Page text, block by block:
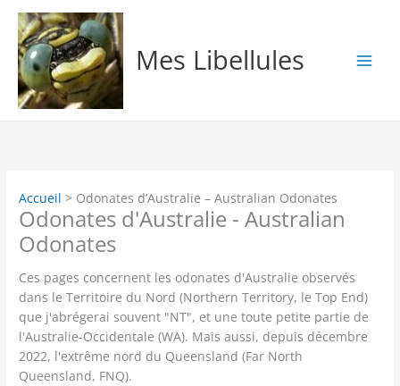
Aller
contenu
Mes Libellules
Accueil Odonates d’Australie – Australian Odonates
Odonates d'Australie - Australian
Odonates
Ces pages concernent les odonates d'Australie observés
dans le Territoire du Nord (Northern Territory, le Top End)
que j'abrégerai souvent "NT", et une toute petite partie de
l'Australie-Occidentale (WA). Mais aussi, depuis décembre
2022, l'extrême nord du Queensland (Far North
Queensland, FNQ).